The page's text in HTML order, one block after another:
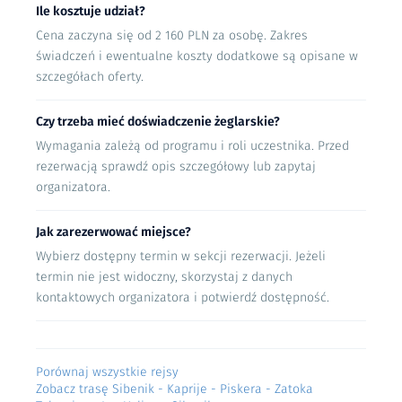
Opis jachtu
<h3>Pływamy jachtem, który znają i cenią
prawie wszyscy żeglarze</h3>
<p>Długość 15,4 m</p>
Na jachcie jest świeża pościel dla każdego
załoganta, o ręczniku musisz jednak pamiętać.
Minimum jeden, a najlepiej dwa, by jeden
przeznaczyć na plażowanie.
Wyżywienie
Załoga robi zakupy żywieniowe w dniu
zaokrętowania na jachcie. Pomożemy
zaplanować zakupy i doradzimy menu, ale
zakupów pokrywane są ze składki jachtowej.
Podczas rejsu załoga dokonuje podziału na
wachty kambuzowe i ze wspólnie zakupionych
produktów przygotowuje posiłki dla całej załogi.
W lokalnych restauracjach i barach każdy płaci
Koszty dodatkowe to kasa jachtowa 170 eur/os
2
Przetwarzanie i weryfikacja
Proces ten trwa 15-45 minut.
3
Akceptacja i kontakt
Kontakt nastąpi do 24h.
Załoga Rejsomat.pl
Ile kosztuje udział?
Cena zaczyna się od 2 160 PLN za osobę. Zakres
świadczeń i ewentualne koszty dodatkowe są opisane w
szczegółach oferty.
Czy trzeba mieć doświadczenie żeglarskie?
Wymagania zależą od programu i roli uczestnika. Przed
rezerwacją sprawdź opis szczegółowy lub zapytaj
organizatora.
Jak zarezerwować miejsce?
Wybierz dostępny termin w sekcji rezerwacji. Jeżeli
termin nie jest widoczny, skorzystaj z danych
kontaktowych organizatora i potwierdź dostępność.
Porównaj wszystkie rejsy
Zobacz trasę Sibenik - Kaprije - Piskera - Zatoka